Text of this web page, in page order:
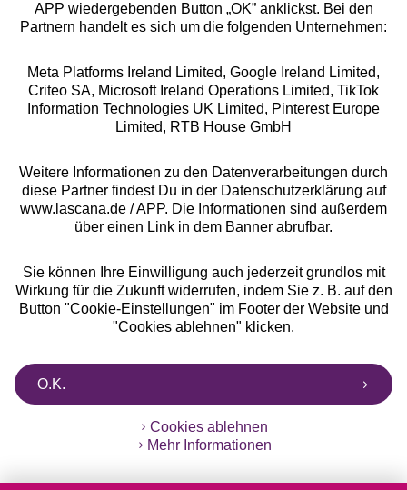
Alle Preise inkl. MwSt., zzgl.
Versandkosten
** Bonität vorausgesetzt, berechtigt zur Bonitätsprüfung
APP wiedergebenden Button „OK” anklickst. Bei den
Partnern handelt es sich um die folgenden Unternehmen:
Meta Platforms Ireland Limited, Google Ireland Limited,
Criteo SA, Microsoft Ireland Operations Limited, TikTok
Information Technologies UK Limited, Pinterest Europe
Limited, RTB House GmbH
Weitere Informationen zu den Datenverarbeitungen durch
diese Partner findest Du in der Datenschutzerklärung auf
www.lascana.de / APP. Die Informationen sind außerdem
über einen Link in dem Banner abrufbar.
Sie können Ihre Einwilligung auch jederzeit grundlos mit
Wirkung für die Zukunft widerrufen, indem Sie z. B. auf den
Button "Cookie-Einstellungen" im Footer der Website und
"Cookies ablehnen" klicken.
O.K.
Cookies ablehnen
Mehr Informationen